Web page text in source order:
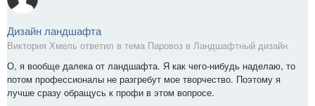
Дизайн ландшафта
Виктория Хмель ответил в тема Паровоз в Ландшафтный дизайн
О, я вообще далека от ландшафта. Я как чего-нибудь наделаю, то
потом профессионалы не разгребут мое творчество. Поэтому я
лучше сразу обращусь к профи в этом вопросе.